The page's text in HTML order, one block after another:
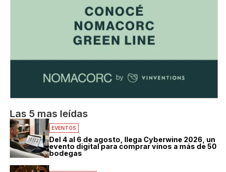
Las 5 mas leídas
EVENTOS
Del 4 al 6 de agosto, llega Cyberwine 2026, un
evento digital para comprar vinos a más de 50
bodegas